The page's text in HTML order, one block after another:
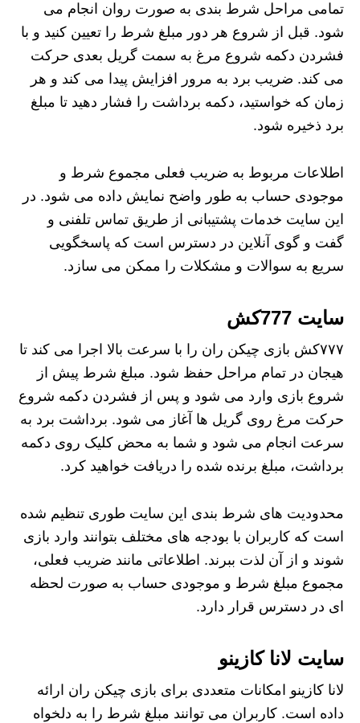
تمامی مراحل شرط بندی به صورت روان انجام می
شود. قبل از شروع هر دور مبلغ شرط را تعیین کنید و با
فشردن دکمه شروع مرغ به سمت گریل بعدی حرکت
می کند. ضریب برد به مرور افزایش پیدا می کند و هر
زمان که خواستید، دکمه برداشت را فشار دهید تا مبلغ
برد ذخیره شود.
اطلاعات مربوط به ضریب فعلی مجموع شرط و
موجودی حساب به طور واضح نمایش داده می شود. در
این سایت خدمات پشتیبانی از طریق تماس تلفنی و
گفت و گوی آنلاین در دسترس است که پاسخگویی
سریع به سوالات و مشکلات را ممکن می سازد.
سایت 777کش
۷۷۷کش بازی چیکن ران را با سرعت بالا اجرا می کند تا
هیجان در تمام مراحل حفظ شود. مبلغ شرط پیش از
شروع بازی وارد می شود و پس از فشردن دکمه شروع
حرکت مرغ روی گریل ها آغاز می شود. برداشت برد به
سرعت انجام می شود و شما به محض کلیک روی دکمه
برداشت، مبلغ برنده شده را دریافت خواهید کرد.
محدودیت های شرط بندی این سایت طوری تنظیم شده
است که کاربران با بودجه های مختلف بتوانند وارد بازی
شوند و از آن لذت ببرند. اطلاعاتی مانند ضریب فعلی،
مجموع مبلغ شرط و موجودی حساب به صورت لحظه
ای در دسترس قرار دارد.
سایت لانا کازینو
لانا کازینو امکانات متعددی برای بازی چیکن ران ارائه
داده است. کاربران می توانند مبلغ شرط را به دلخواه